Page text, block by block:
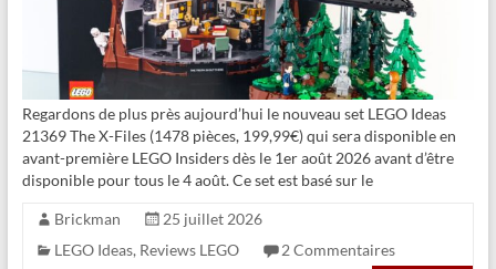
Regardons de plus près aujourd’hui le nouveau set LEGO Ideas
21369 The X-Files (1478 pièces, 199,99€) qui sera disponible en
avant-première LEGO Insiders dès le 1er août 2026 avant d’être
disponible pour tous le 4 août. Ce set est basé sur le
Brickman
25 juillet 2026
LEGO Ideas, Reviews LEGO
2 Commentaires